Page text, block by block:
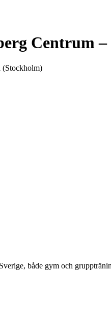
Centrum
(Stockholm)
både gym och